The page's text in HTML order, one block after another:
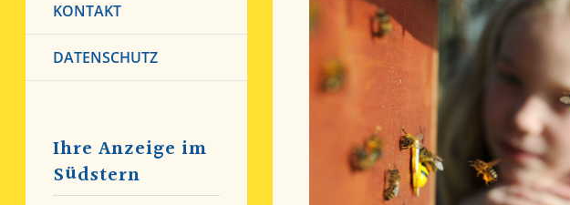
KONTAKT
DATENSCHUTZ
Ihre Anzeige im
Südstern